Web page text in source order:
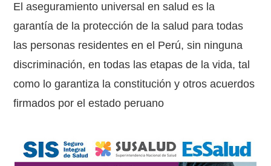
El aseguramiento universal en salud es la
garantía de la protección de la salud para todas
las personas residentes en el Perú, sin ninguna
discriminación, en todas las etapas de la vida, tal
como lo garantiza la constitución y otros acuerdos
firmados por el estado peruano